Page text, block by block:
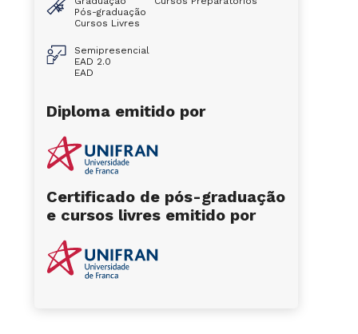
Pós-graduação
Cursos Livres
Semipresencial
EAD 2.0
EAD
Diploma emitido por
Certificado de pós-graduação
e cursos livres emitido por